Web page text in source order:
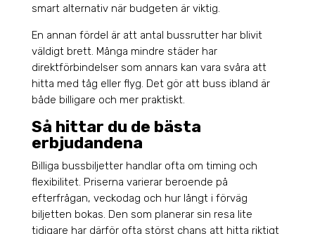
smart alternativ när budgeten är viktig.
En annan fördel är att antal bussrutter har blivit
väldigt brett. Många mindre städer har
direktförbindelser som annars kan vara svåra att
hitta med tåg eller flyg. Det gör att buss ibland är
både billigare och mer praktiskt.
Så hittar du de bästa
erbjudandena
Billiga bussbiljetter handlar ofta om timing och
flexibilitet. Priserna varierar beroende på
efterfrågan, veckodag och hur långt i förväg
biljetten bokas. Den som planerar sin resa lite
tidigare har därför ofta störst chans att hitta riktigt